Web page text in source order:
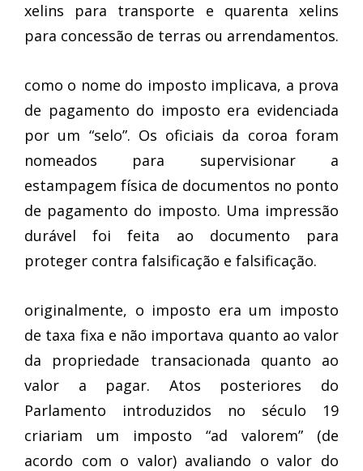
xelins para transporte e quarenta xelins
para concessão de terras ou arrendamentos.
como o nome do imposto implicava, a prova
de pagamento do imposto era evidenciada
por um “selo”. Os oficiais da coroa foram
nomeados para supervisionar a
estampagem física de documentos no ponto
de pagamento do imposto. Uma impressão
durável foi feita ao documento para
proteger contra falsificação e falsificação.
originalmente, o imposto era um imposto
de taxa fixa e não importava quanto ao valor
da propriedade transacionada quanto ao
valor a pagar. Atos posteriores do
Parlamento introduzidos no século 19
criariam um imposto “ad valorem” (de
acordo com o valor) avaliando o valor do